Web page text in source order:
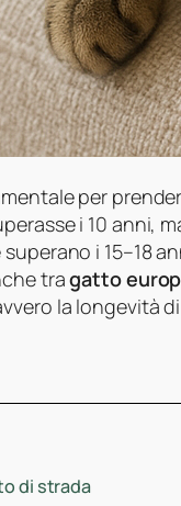
per
i 10 anni,
i 15–18
tragatto
la longevità
di strada